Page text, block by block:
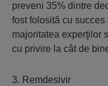
preveni 35% dintre
fost folosită cu
majoritatea experţilor
cu privire la cât de
3. Remdesivir